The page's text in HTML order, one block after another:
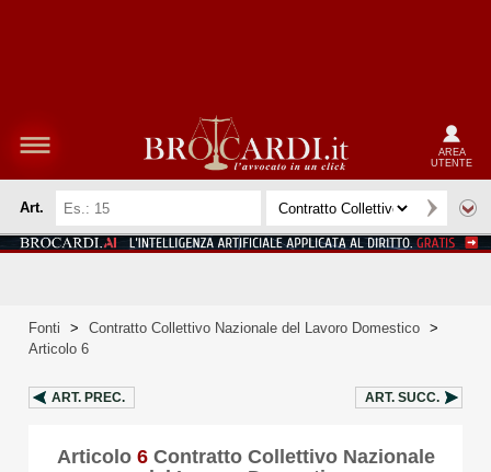
AREA
UTENTE
Art.
Fonti > Contratto Collettivo Nazionale del Lavoro Domestico >
Articolo 6
ART. PREC. ART. SUCC.
Articolo 6Contratto Collettivo Nazionale